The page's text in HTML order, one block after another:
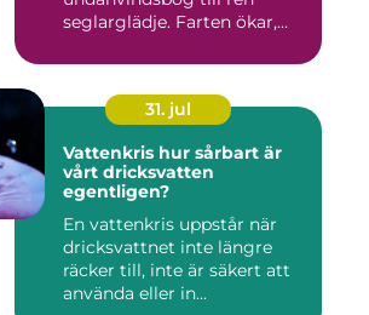
seglarglädje. Farten ökar,
31. jul
Vattenkris hur sårbart är
vårt dricksvatten
egentligen?
En vattenkris uppstår när
dricksvattnet inte längre
räcker till, inte är säkert att
använda eller in...